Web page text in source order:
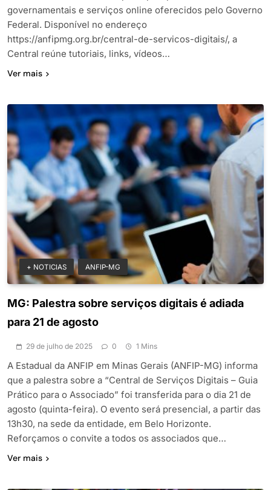
governamentais e serviços online oferecidos pelo Governo
Federal. Disponível no endereço
https://anfipmg.org.br/central-de-servicos-digitais/, a
Central reúne tutoriais, links, vídeos…
Ver mais
+ NOTICIAS ANFIP-MG
MG: Palestra sobre serviços digitais é adiada
para 21 de agosto
29 de julho de 2025 0 1 Mins
A Estadual da ANFIP em Minas Gerais (ANFIP-MG) informa
que a palestra sobre a “Central de Serviços Digitais – Guia
Prático para o Associado” foi transferida para o dia 21 de
agosto (quinta-feira). O evento será presencial, a partir das
13h30, na sede da entidade, em Belo Horizonte.
Reforçamos o convite a todos os associados que…
Ver mais